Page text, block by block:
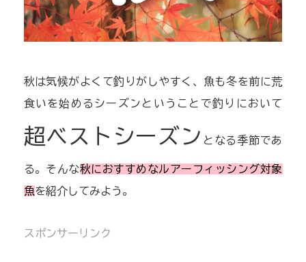
秋は気候がよくて釣りがしやすく、魚も冬を前に荒
食いを始めるシーズンということで釣りにおいて
超ベストシーズン となる季節であ
る。そんな秋におすすめなルアーフィッシング対象
魚を紹介してみよう。
スポンサーリンク